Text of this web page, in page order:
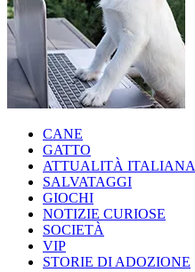
CANE
GATTO
ATTUALITÀ ITALIANA
SALVATAGGI
GIOCHI
NOTIZIE CURIOSE
SOCIETÀ
VIP
STORIE DI ADOZIONE